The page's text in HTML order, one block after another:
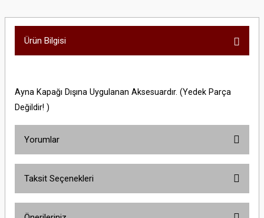
Ürün Bilgisi
Ayna Kapağı Dışına Uygulanan Aksesuardır. (Yedek Parça
Değildir! )
Yorumlar
Taksit Seçenekleri